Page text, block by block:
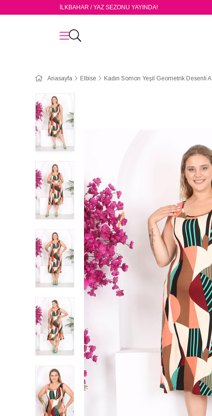
İLKBAHAR / YAZ SEZONU YAYINDA!
Anasayfa Elbise Kadın Somon Yeşil Geometrik Desenli